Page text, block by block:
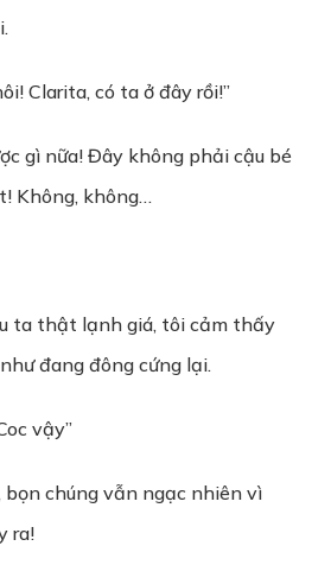
Clarita, có ta ở đây rồi!”
gì nữa! Đây không phải cậu bé
Không, không…
ta thật lạnh giá, tôi cảm thấy
đang đông cứng lại.
vậy”
chúng vẫn ngạc nhiên vì
ra!